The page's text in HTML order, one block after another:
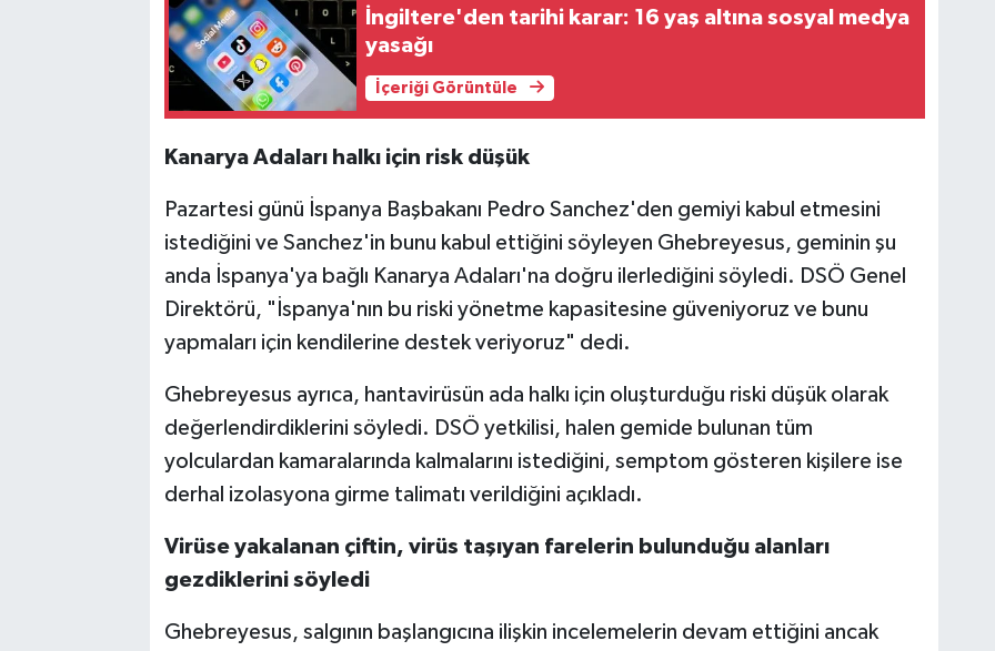
İngiltere'den tarihi karar: 16 yaş altına sosyal medya
yasağı
İçeriği Görüntüle
Kanarya Adaları halkı için risk düşük
Pazartesi günü İspanya Başbakanı Pedro Sanchez'den gemiyi kabul etmesini
istediğini ve Sanchez'in bunu kabul ettiğini söyleyen Ghebreyesus, geminin şu
anda İspanya'ya bağlı Kanarya Adaları'na doğru ilerlediğini söyledi. DSÖ Genel
Direktörü, "İspanya'nın bu riski yönetme kapasitesine güveniyoruz ve bunu
yapmaları için kendilerine destek veriyoruz" dedi.
Ghebreyesus ayrıca, hantavirüsün ada halkı için oluşturduğu riski düşük olarak
değerlendirdiklerini söyledi. DSÖ yetkilisi, halen gemide bulunan tüm
yolculardan kamaralarında kalmalarını istediğini, semptom gösteren kişilere ise
derhal izolasyona girme talimatı verildiğini açıkladı.
Virüse yakalanan çiftin, virüs taşıyan farelerin bulunduğu alanları
gezdiklerini söyledi
Ghebreyesus, salgının başlangıcına ilişkin incelemelerin devam ettiğini ancak